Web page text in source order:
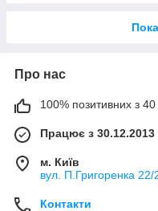
Про нас
100% позитивних з 40
Працює з 30.12.2013
м. Київ
вул. П.Григоренка 22/
Контакти